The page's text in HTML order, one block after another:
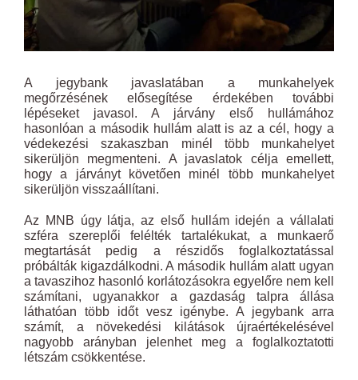
A jegybank javaslatában a munkahelyek
megőrzésének elősegítése érdekében további
lépéseket javasol. A járvány első hullámához
hasonlóan a második hullám alatt is az a cél, hogy a
védekezési szakaszban minél több munkahelyet
sikerüljön megmenteni. A javaslatok célja emellett,
hogy a járványt követően minél több munkahelyet
sikerüljön visszaállítani.
Az MNB úgy látja, az első hullám idején a vállalati
szféra szereplői felélték tartalékukat, a munkaerő
megtartását pedig a részidős foglalkoztatással
próbálták kigazdálkodni. A második hullám alatt ugyan
a tavaszihoz hasonló korlátozásokra egyelőre nem kell
számítani, ugyanakkor a gazdaság talpra állása
láthatóan több időt vesz igénybe. A jegybank arra
számít, a növekedési kilátások újraértékelésével
nagyobb arányban jelenhet meg a foglalkoztatotti
létszám csökkentése.